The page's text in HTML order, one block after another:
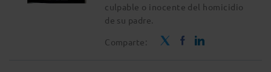
culpable o inocente del homicidio
de su padre.
Comparte: